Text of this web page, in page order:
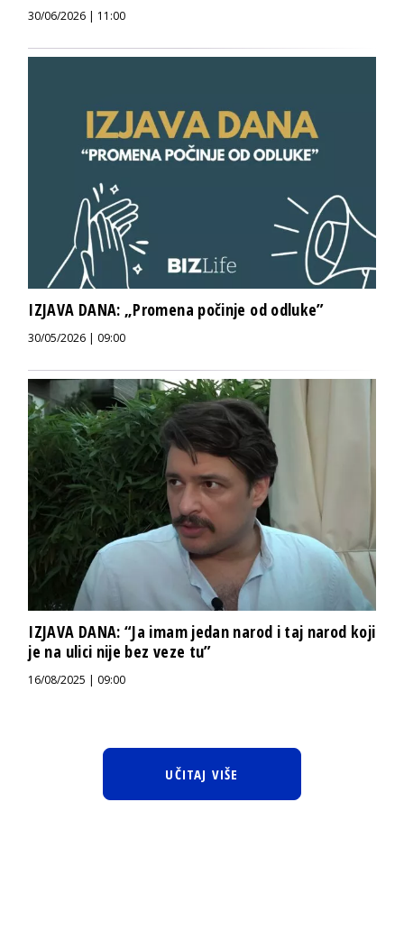
30/06/2026 | 11:00
IZJAVA DANA: „Promena počinje od odluke”
30/05/2026 | 09:00
IZJAVA DANA: “Ja imam jedan narod i taj narod koji
je na ulici nije bez veze tu”
16/08/2025 | 09:00
UČITAJ VIŠE